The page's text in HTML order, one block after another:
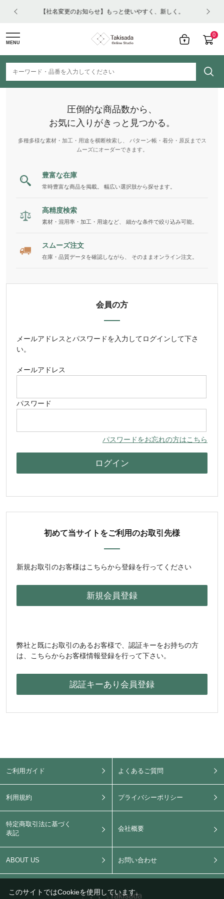
【社名変更のお知らせ】もっと使いやすく、新しく。
0
MENU
圧倒的な商品数から、
お気に入りがきっと見つかる。
多種多様な素材・加工・用途を横断検索し、 パターン帳・着分・原反までス
ムーズにオーダーできます。
豊富な在庫
常時豊富な商品を掲載。 幅広い選択肢から探せます。
高精度検索
素材・混用率・加工・用途など、 細かな条件で絞り込み可能。
スムーズ注文
在庫・品質データを確認しながら、 そのままオンライン注文。
会員の方
メールアドレス とパスワードを入力してログインして下さ
い。
メールアドレス
パスワード
パスワードをお忘れの方はこちら
初めて当サイトをご利用のお取引先様
新規お取引のお客様はこちらから登録を行ってください
弊社と既にお取引のあるお客様で、認証キーをお持ちの方
は、こちらからお客様情報登録を行って下さい。
ご利用ガイド よくあるご質問
利用規約 プライバシーポリシー
特定商取引法に基づく
表記
会社概要
ABOUT US お問い合わせ
このサイトではCookieを使用しています。